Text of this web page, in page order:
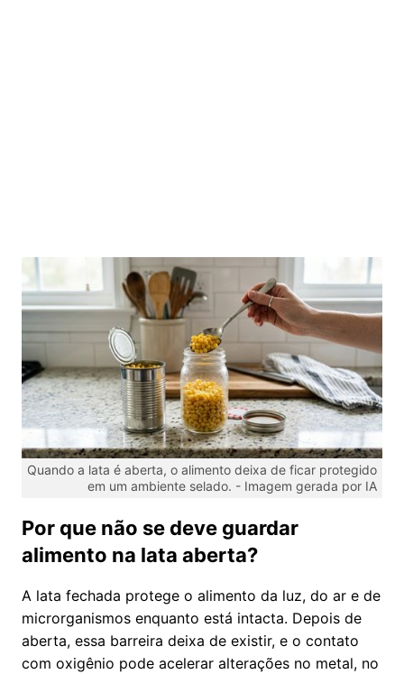
Quando a lata é aberta, o alimento deixa de ficar protegido
em um ambiente selado. - Imagem gerada por IA
Por que não se deve guardar
alimento na lata aberta?
A lata fechada protege o alimento da luz, do ar e de
microrganismos enquanto está intacta. Depois de
aberta, essa barreira deixa de existir, e o contato
com oxigênio pode acelerar alterações no metal, no